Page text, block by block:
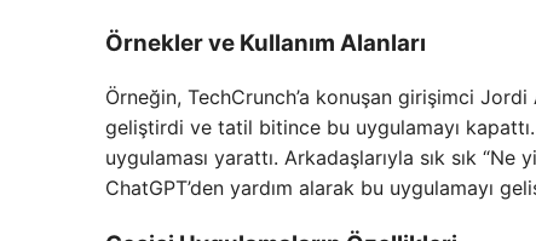
Örnekler ve Kullanım Alanları
Örneğin, TechCrunch’a konuşan girişimci
geliştirdi ve tatil bitince bu uygulamayı
uygulaması yarattı. Arkadaşlarıyla sık sık
ChatGPT’den yardım alarak bu uygulamayı